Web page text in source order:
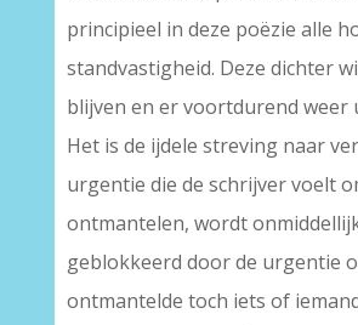
principieel in deze poëzie alle
standvastigheid. Deze dichter
blijven en er voortdurend weer
Het is de ijdele streving naar
urgentie die de schrijver voelt
ontmantelen, wordt
geblokkeerd door de urgentie
ontmantelde toch iets of